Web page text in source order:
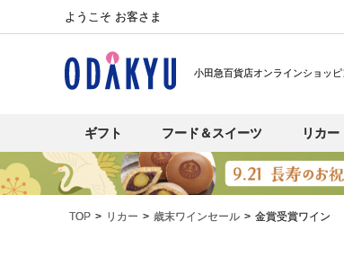
ようこそ お客さま
小田急百貨店オンラインショッピ
ギフト フード＆スイーツ リカー
TOP リカー 歳末ワインセール 金賞受賞ワイン